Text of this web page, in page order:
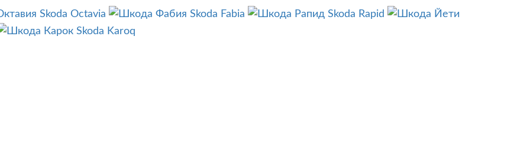
Skoda Octavia Skoda Fabia
Skoda Rapid
Skoda Karoq